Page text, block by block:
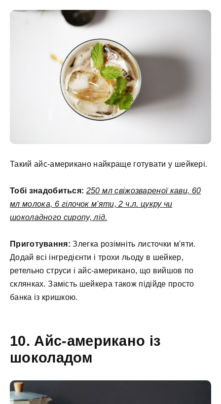
Такий айс-американо найкраще готувати у шейкері.
Тобі знадобиться: 250 мл свіжозвареної кави, 60
мл молока, 6 гілочок м'яти, 2 ч.л. цукру чи
шоколадного сиропу, лід.
Приготування: Злегка розімніть листочки м'яти.
Додай всі інгредієнти і трохи льоду в шейкер,
ретельно струси і айс-американо, що вийшов по
склянках. Замість шейкера також підійде просто
банка із кришкою.
10. Айс-американо із
шоколадом